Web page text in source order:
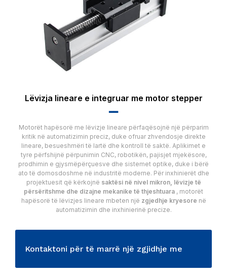
Lëvizja lineare e integruar me motor stepper
▂▂
Motorët hapësorë me lëvizje lineare përfaqësojnë një përparim
kritik në automatizimin preciz, duke ofruar zhvendosje direkte
lineare, besueshmëri të lartë dhe kontroll të saktë. Aplikimet e
tyre përfshijnë përpunimin CNC, robotikën, pajisjet mjekësore,
prodhimin e gjysmëpërçuesve dhe sistemet optike, duke i bërë
ato të domosdoshme në industritë moderne. Për inxhinierët dhe
projektuesit që kërkojnë saktësi në nivel mikron, lëvizje të
përsëritshme dhe dizajne mekanike të thjeshtuara , motorët
hapësorë të lëvizjes lineare mbeten një zgjedhje kryesore në
automatizimin dhe inxhinierinë precize.
Kontaktoni për të marrë një zgjidhje me